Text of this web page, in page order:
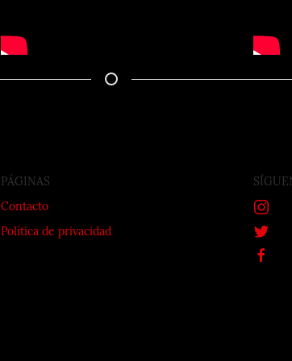
PÁGINAS
Contacto
Política de privacidad